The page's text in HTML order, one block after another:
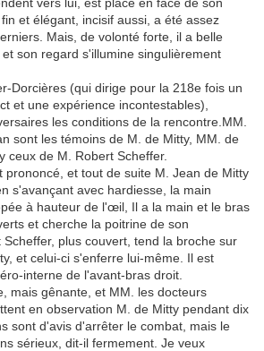
et élégant, incisif aussi, a été assez
Mais, de volonté forte, il a belle
son regard s'illumine singulièrement
Dorcières (qui dirige pour la 218e fois un
et une expérience incontestables),
les conditions de la rencontre.MM.
sont les témoins de M. de Mitty, MM. de
ceux de M. Robert Scheffer.
prononcé, et tout de suite M. Jean de Mitty
s'avançant avec hardiesse, la main
à hauteur de l'œil, Il a la main et le bras
et cherche la poitrine de son
plus couvert, tend la broche sur
et celui-ci s'enferre lui-même. Il est
interne de l'avant-bras droit.
mais gênante, et MM. les docteurs
en observation M. de Mitty pendant dix
sont d'avis d'arrêter le combat, mais le
sérieux, dit-il fermement. Je veux